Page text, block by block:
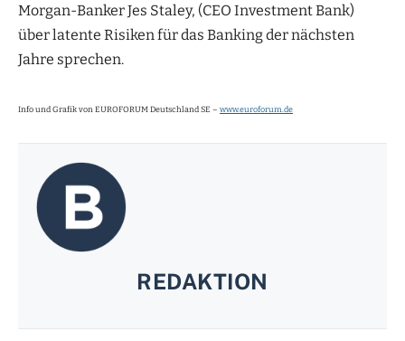
Morgan-Banker Jes Staley, (CEO Investment Bank)
über latente Risiken für das Banking der nächsten
Jahre sprechen.
Info und Grafik von EUROFORUM Deutschland SE – www.euroforum.de
REDAKTION